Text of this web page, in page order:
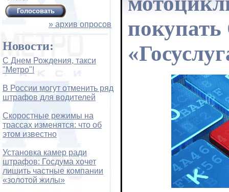
» архив опросов
Новости:
С Днем Рождения, такси
"Метро"!
В России могут отменить ряд
штрафов для водителей
Скоростные режимы на
трассах изменятся: что об
этом известно
Установка камер ради
штрафов: Госдума хочет
лишить частные компании
«золотой жилы»